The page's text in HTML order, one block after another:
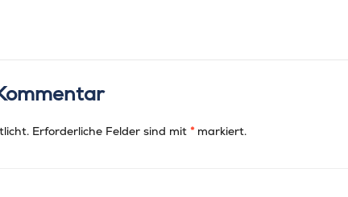
Erforderliche Felder sind mit *markiert.